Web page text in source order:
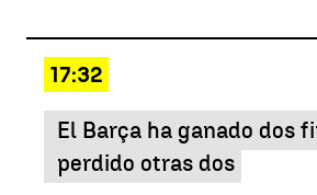
17:32
El Barça ha ganado dos
perdido otras dos